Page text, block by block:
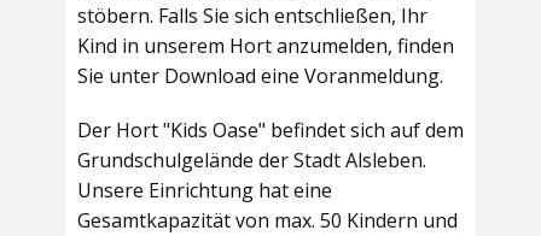
stöbern. Falls Sie sich entschließen, Ihr
Kind in unserem Hort anzumelden, finden
Sie unter Download eine Voranmeldung.
Der Hort "Kids Oase" befindet sich auf dem
Grundschulgelände der Stadt Alsleben.
Unsere Einrichtung hat eine
Gesamtkapazität von max. 50 Kindern und